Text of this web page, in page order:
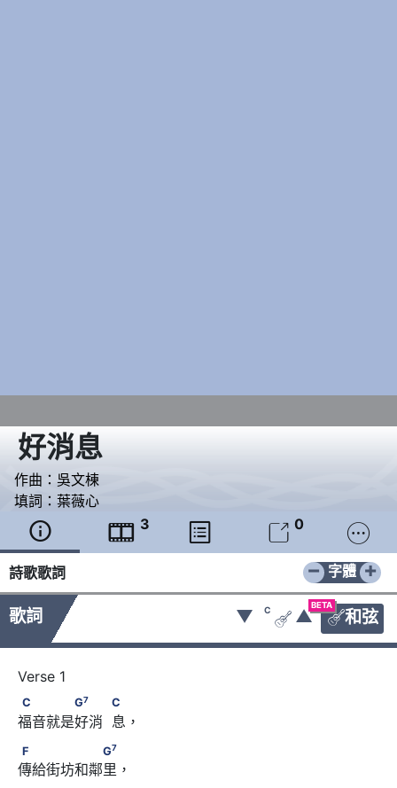
好消息
作曲： 吳文棟
填詞： 葉薇心
  3   0 
詩歌歌詞 − +
字體
歌詞
BETA
和弦
▼ C
 ▲
C　　　　G
C
C G7 C
福音就是好消  息，
F　　　　　　G
F G7
傳給街坊和鄰里，